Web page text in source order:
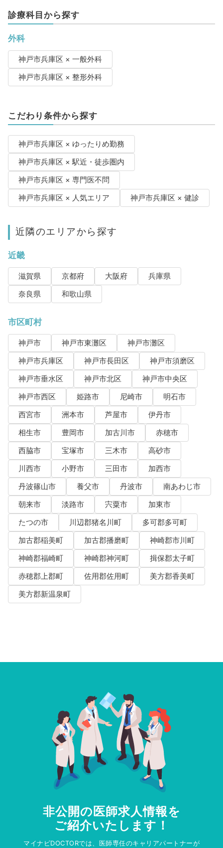
診療科目から探す
外科
神戸市兵庫区 × 一般外科
神戸市兵庫区 × 整形外科
こだわり条件から探す
神戸市兵庫区 × ゆったりめ勤務
神戸市兵庫区 × 駅近・徒歩圏内
神戸市兵庫区 × 専門医不問
神戸市兵庫区 × 人気エリア
神戸市兵庫区 × 健診
近隣のエリアから探す
近畿
滋賀県 京都府 大阪府
兵庫県
奈良県
和歌山県
市区町村
神戸市 神戸市東灘区
神戸市灘区
神戸市兵庫区
神戸市長田区
神戸市須磨区
神戸市垂水区
神戸市北区
神戸市中央区
神戸市西区
姫路市 尼崎市
明石市
西宮市
洲本市 芦屋市
伊丹市
相生市
豊岡市 加古川市
赤穂市
西脇市
宝塚市 三木市
高砂市
川西市
小野市 三田市
加西市
丹波篠山市
養父市 丹波市
南あわじ市
朝来市
淡路市 宍粟市
加東市
たつの市
川辺郡猪名川町
多可郡多可町
加古郡稲美町
加古郡播磨町
神崎郡市川町
神崎郡福崎町
神崎郡神河町
揖保郡太子町
赤穂郡上郡町
佐用郡佐用町
美方郡香美町
美方郡新温泉町
非公開の医師求人情報を
ご紹介いたします！
マイナビDOCTORでは、医師専任のキャリアパートナーが